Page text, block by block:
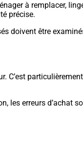
à remplacer,
précise.
doivent être
C’est
les erreurs d’achat